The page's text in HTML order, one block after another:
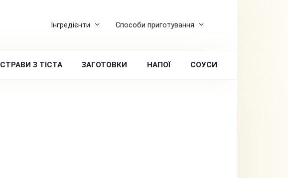
Інгредієнти Способи приготування
СТРАВИ З ТІСТА ЗАГОТОВКИ НАПОЇ СОУСИ